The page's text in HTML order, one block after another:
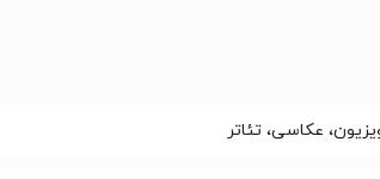
عکاسی، تئاتر